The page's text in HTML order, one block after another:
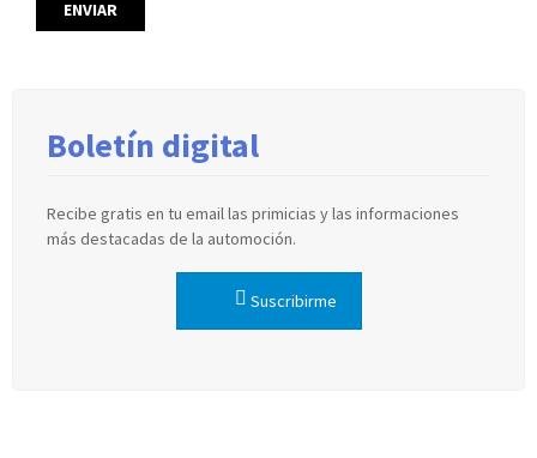
Boletín digital
Recibe gratis en tu email las primicias y las informaciones
más destacadas de la automoción.
Suscribirme